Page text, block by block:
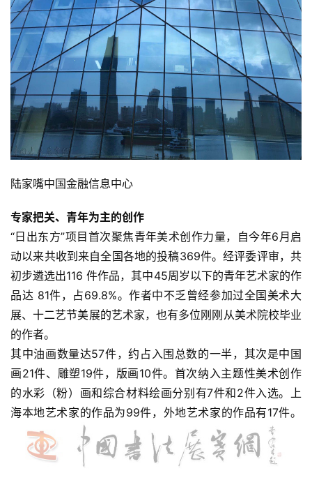
陆家嘴中国金融信息中心
专家把关、青年为主的创作
“日出东方”项目首次聚焦青年美术创作力量，自今年6月启
动以来共收到来自全国各地的投稿369件。经评委评审，共
初步遴选出116 件作品，其中45周岁以下的青年艺术家的作
品达 81件，占69.8%。作者中不乏曾经参加过全国美术大
展、十二艺节美展的艺术家，也有多位刚刚从美术院校毕业
的作者。
其中油画数量达57件，约占入围总数的一半，其次是中国
画21件、雕塑19件，版画10件。首次纳入主题性美术创作
的水彩（粉）画和综合材料绘画分别有7件和2件入选。上
海本地艺术家的作品为99件，外地艺术家的作品有17件。